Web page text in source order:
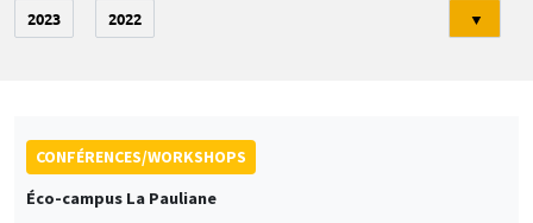
2023 2022 ▼
CONFÉRENCES/WORKSHOPS
Éco-campus La Pauliane